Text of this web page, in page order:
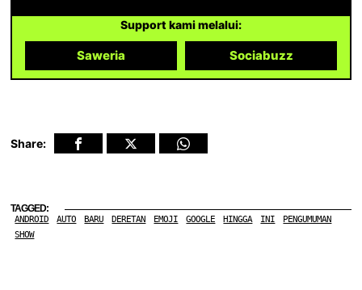
Support kami melalui:
Saweria Sociabuzz
Share:
TAGGED:
ANDROID AUTO BARU DERETAN EMOJI GOOGLE HINGGA INI
PENGUMUMAN
SHOW